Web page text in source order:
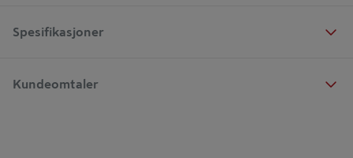
Spesifikasjoner
Kundeomtaler